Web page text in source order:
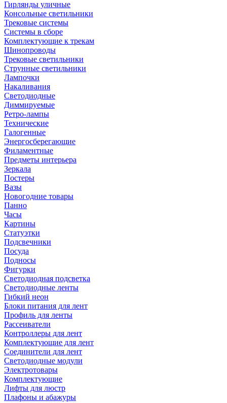
Гирлянды уличные
Консольные светильники
Трековые системы
Системы в сборе
Комплектующие к трекам
Шинопроводы
Трековые светильники
Струнные светильники
Лампочки
Накаливания
Светодиодные
Диммируемые
Ретро-лампы
Технические
Галогенные
Энергосберегающие
Филаментные
Предметы интерьера
Зеркала
Постеры
Вазы
Новогодние товары
Панно
Часы
Картины
Статуэтки
Подсвечники
Посуда
Подносы
Фигурки
Светодиодная подсветка
Светодиодные ленты
Гибкий неон
Блоки питания для лент
Профиль для ленты
Рассеиватели
Контроллеры для лент
Комплектующие для лент
Соединители для лент
Светодиодные модули
Электротовары
Комплектующие
Лифты для люстр
Плафоны и абажуры